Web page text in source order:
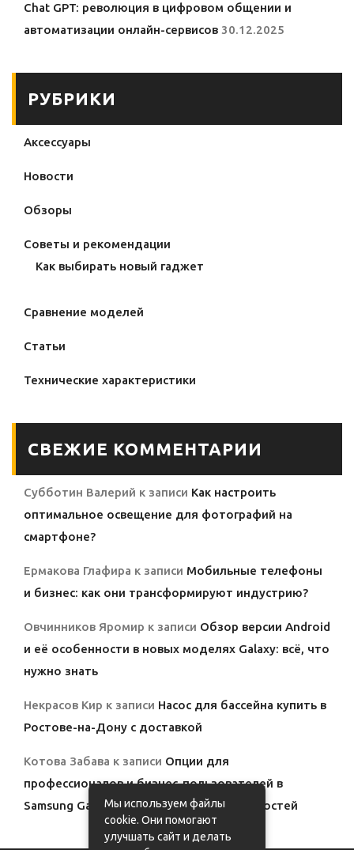
Chat GPT: революция в цифровом общении и
автоматизации онлайн-сервисов 30.12.2025
РУБРИКИ
Аксессуары
Новости
Обзоры
Советы и рекомендации
Как выбирать новый гаджет
Сравнение моделей
Статьи
Технические характеристики
СВЕЖИЕ КОММЕНТАРИИ
Субботин Валерий к записи Как настроить
оптимальное освещение для фотографий на
смартфоне?
Ермакова Глафира к записи Мобильные телефоны
и бизнес: как они трансформируют индустрию?
Овчинников Яромир к записи Обзор версии Android
и её особенности в новых моделях Galaxy: всё, что
нужно знать
Некрасов Кир к записи Насос для бассейна купить в
Ростове-на-Дону с доставкой
Котова Забава к записи Опции для
профессионалов и бизнес-пользователей в
Samsung Galaxy: полный обзор возможностей
Мы используем файлы
cookie. Они помогают
улучшать сайт и делать